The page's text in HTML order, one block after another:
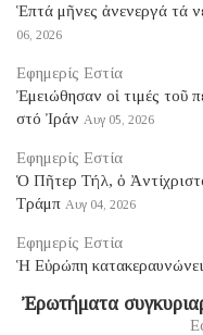
Ἑπτά μῆνες ἀνενεργά τά
06, 2026
Εφημερίς Εστία
Ἐμειώθησαν οἱ τιμές τοῦ
στό Ἰράν Αυγ 05, 2026
Εφημερίς Εστία
Ὁ Πῆτερ Τήλ, ὁ
Τράμπ Αυγ 04, 2026
Εφημερίς Εστία
Ἡ Εὐρώπη
Ἐρωτήματα